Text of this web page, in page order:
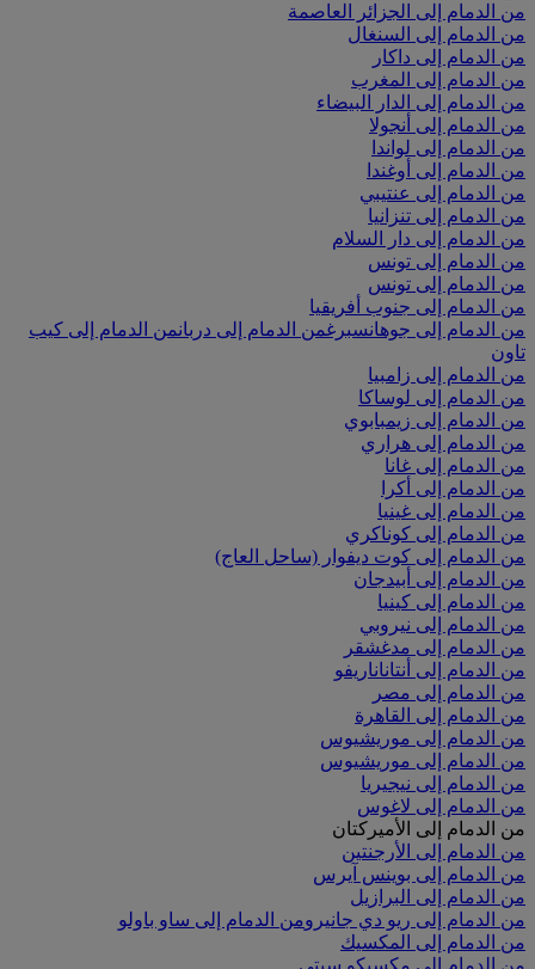
من الدمام إلى الجزائر العاصمة
من الدمام إلى السنغال
من الدمام إلى داكار
من الدمام إلى المغرب
من الدمام إلى الدار البيضاء
من الدمام إلى أنجولا
من الدمام إلى لواندا
من الدمام إلى أوغندا
من الدمام إلى عنتيبي
من الدمام إلى تنزانيا
من الدمام إلى دار السلام
من الدمام إلى تونس
من الدمام إلى تونس
من الدمام إلى جنوب أفريقيا
من الدمام إلى جوهانسبرغمن الدمام إلى دربانمن الدمام إلى كيب
تاون
من الدمام إلى زامبيا
من الدمام إلى لوساكا
من الدمام إلى زيمبابوي
من الدمام إلى هراري
من الدمام إلى غانا
من الدمام إلى أكرا
من الدمام إلى غينيا
من الدمام إلى كوناكري
من الدمام إلى كوت ديفوار (ساحل العاج)
من الدمام إلى أبيدجان
من الدمام إلى كينيا
من الدمام إلى نيروبي
من الدمام إلى مدغشقر
من الدمام إلى أنتاناناريفو
من الدمام إلى مصر
من الدمام إلى القاهرة
من الدمام إلى موريشيوس
من الدمام إلى موريشيوس
من الدمام إلى نيجيريا
من الدمام إلى لاغوس
من الدمام إلى الأميركتان
من الدمام إلى الأرجنتين
من الدمام إلى بوينس آيرس
من الدمام إلى البرازيل
من الدمام إلى ريو دي جانيرومن الدمام إلى ساو باولو
من الدمام إلى المكسيك